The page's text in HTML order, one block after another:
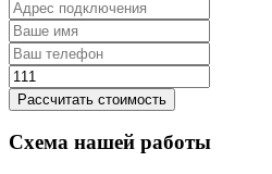
Рассчитать стоимость
Схема нашей работы